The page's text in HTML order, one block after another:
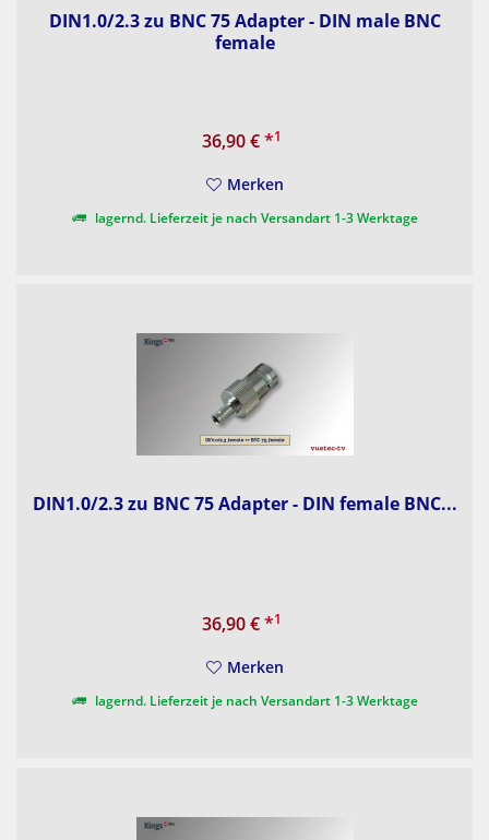
DIN1.0/2.3 zu BNC 75 Adapter - DIN male BNC
female
36,90 €*1
Merken
lagernd. Lieferzeit je nach Versandart 1-3 Werktage
DIN1.0/2.3 zu BNC 75 Adapter - DIN female BNC...
36,90 €*1
Merken
lagernd. Lieferzeit je nach Versandart 1-3 Werktage